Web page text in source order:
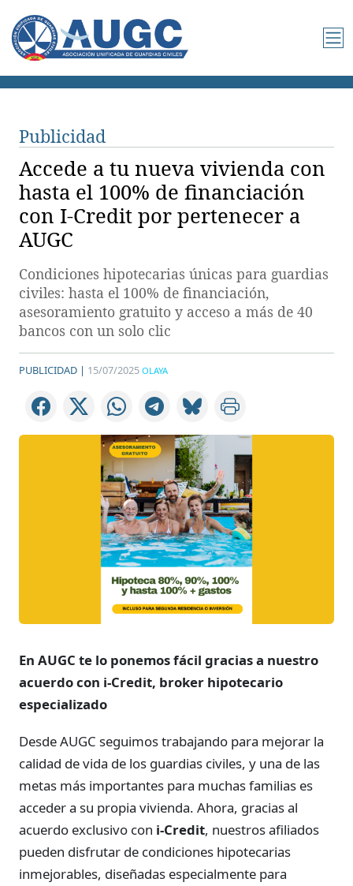
Publicidad
Accede a tu nueva vivienda con
hasta el 100% de financiación
con I-Credit por pertenecer a
AUGC
Condiciones hipotecarias únicas para guardias
civiles: hasta el 100% de financiación,
asesoramiento gratuito y acceso a más de 40
bancos con un solo clic
PUBLICIDAD | 15/07/2025 OLAYA
En AUGC te lo ponemos fácil gracias a nuestro
acuerdo con i-Credit, broker hipotecario
especializado
Desde AUGC seguimos trabajando para mejorar la
calidad de vida de los guardias civiles, y una de las
metas más importantes para muchas familias es
acceder a su propia vivienda. Ahora, gracias al
acuerdo exclusivo con i-Credit, nuestros afiliados
pueden disfrutar de condiciones hipotecarias
inmejorables, diseñadas especialmente para